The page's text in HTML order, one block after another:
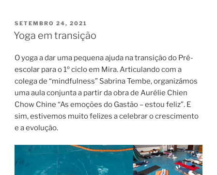
PUBLICADO
EM
SETEMBRO 24, 2021
Yoga em transição
O yoga a dar uma pequena ajuda na transição do Pré-
escolar para o 1º ciclo em Mira. Articulando com a
colega de “mindfulness” Sabrina Tembe, organizámos
uma aula conjunta a partir da obra de Aurélie Chien
Chow Chine “As emoções do Gastão – estou feliz”. E
sim, estivemos muito felizes a celebrar o crescimento
e a evolução.